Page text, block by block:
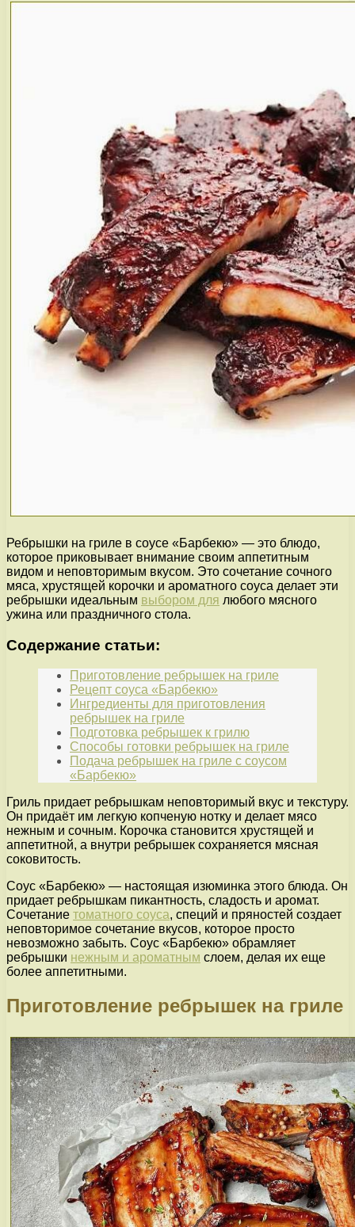
Ребрышки на гриле в соусе «Барбекю» — это блюдо,
которое приковывает внимание своим аппетитным
видом и неповторимым вкусом. Это сочетание сочного
мяса, хрустящей корочки и ароматного соуса делает эти
ребрышки идеальным выбором для любого мясного
ужина или праздничного стола.
Содержание статьи:
Приготовление ребрышек на гриле
Рецепт соуса «Барбекю»
Ингредиенты для приготовления
ребрышек на гриле
Подготовка ребрышек к грилю
Способы готовки ребрышек на гриле
Подача ребрышек на гриле с соусом
«Барбекю»
Гриль придает ребрышкам неповторимый вкус и текстуру.
Он придаёт им легкую копченую нотку и делает мясо
нежным и сочным. Корочка становится хрустящей и
аппетитной, а внутри ребрышек сохраняется мясная
соковитость.
Соус «Барбекю» — настоящая изюминка этого блюда. Он
придает ребрышкам пикантность, сладость и аромат.
Сочетание томатного соуса, специй и пряностей создает
неповторимое сочетание вкусов, которое просто
невозможно забыть. Соус «Барбекю» обрамляет
ребрышки нежным и ароматным слоем, делая их еще
более аппетитными.
Приготовление ребрышек на гриле